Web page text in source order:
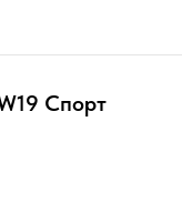
Спорт